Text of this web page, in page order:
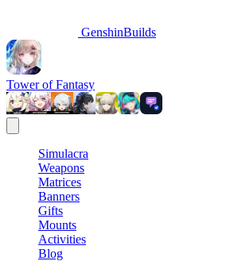
GenshinBuilds
Tower of Fantasy
Simulacra
Weapons
Matrices
Banners
Gifts
Mounts
Activities
Blog